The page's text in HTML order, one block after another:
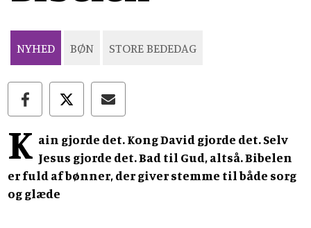
NYHED BØN STORE BEDEDAG
K ain gjorde det. Kong David gjorde det. Selv
Jesus gjorde det. Bad til Gud, altså. Bibelen
er fuld af bønner, der giver stemme til både sorg
og glæde